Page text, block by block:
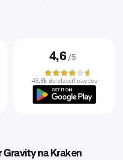
4,6 /5
48,8k de classificações
Gravity na Kraken